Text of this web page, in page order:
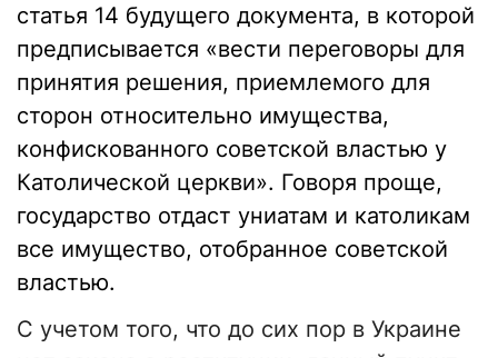
статья 14 будущего документа, в которой
предписывается «вести переговоры для
принятия решения, приемлемого для
сторон относительно имущества,
конфискованного советской властью у
Католической церкви». Говоря проще,
государство отдаст униатам и католикам
все имущество, отобранное советской
властью.
С учетом того, что до сих пор в Украине